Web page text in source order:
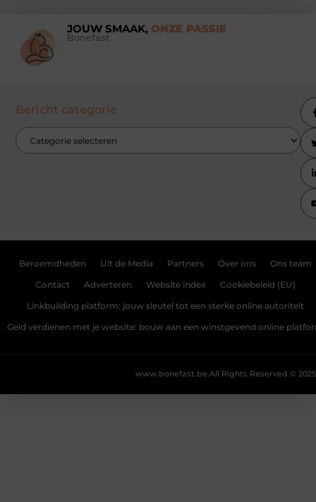
JOUW SMAAK, ONZE PASSIE
Bonefast
Bericht categorie
Beroemdheden Uit de Media Partners Over ons Ons team
Contact Adverteren Website index Cookiebeleid (EU)
Linkbuilding platform: jouw sleutel tot een sterke online autoriteit
Geld verdienen met je website: bouw aan een winstgevend online
All Rights Reserved © 2025
www.bonefast.be.